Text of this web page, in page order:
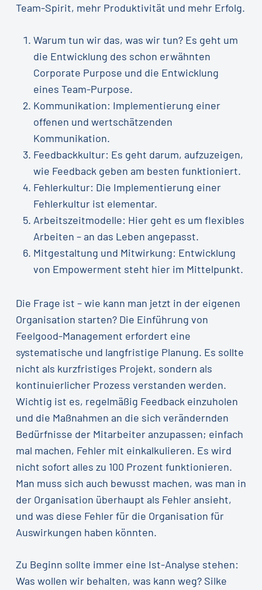
Team-Spirit, mehr Produktivität und mehr Erfolg.
Warum tun wir das, was wir tun? Es geht um
die Entwicklung des schon erwähnten
Corporate Purpose und die Entwicklung
eines Team-Purpose.
Kommunikation: Implementierung einer
offenen und wertschätzenden
Kommunikation.
Feedbackkultur: Es geht darum, aufzuzeigen,
wie Feedback geben am besten funktioniert.
Fehlerkultur: Die Implementierung einer
Fehlerkultur ist elementar.
Arbeitszeitmodelle: Hier geht es um flexibles
Arbeiten – an das Leben angepasst.
Mitgestaltung und Mitwirkung: Entwicklung
von Empowerment steht hier im Mittelpunkt.
Die Frage ist – wie kann man jetzt in der eigenen
Organisation starten? Die Einführung von
Feelgood-Management erfordert eine
systematische und langfristige Planung. Es sollte
nicht als kurzfristiges Projekt, sondern als
kontinuierlicher Prozess verstanden werden.
Wichtig ist es, regelmäßig Feedback einzuholen
und die Maßnahmen an die sich verändernden
Bedürfnisse der Mitarbeiter anzupassen; einfach
mal machen, Fehler mit einkalkulieren. Es wird
nicht sofort alles zu 100 Prozent funktionieren.
Man muss sich auch bewusst machen, was man in
der Organisation überhaupt als Fehler ansieht,
und was diese Fehler für die Organisation für
Auswirkungen haben könnten.
Zu Beginn sollte immer eine Ist-Analyse stehen:
Was wollen wir behalten, was kann weg? Silke